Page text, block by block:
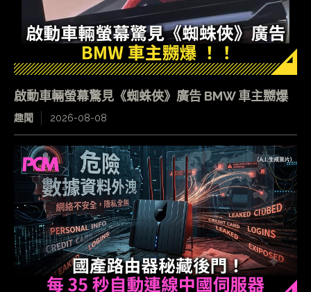
啟動車輛螢幕驚見《蜘蛛俠》廣告 BMW 車主嬲爆
趣聞 2026-08-08